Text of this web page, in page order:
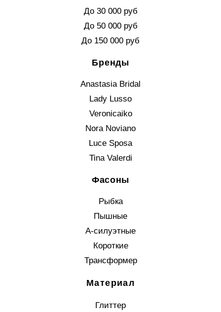
До 30 000 руб
До 50 000 руб
До 150 000 руб
Бренды
Anastasia Bridal
Lady Lusso
Veronicaiko
Nora Noviano
Luce Sposa
Tina Valerdi
Фасоны
Рыбка
Пышные
А-силуэтные
Короткие
Трансформер
Материал
Глиттер